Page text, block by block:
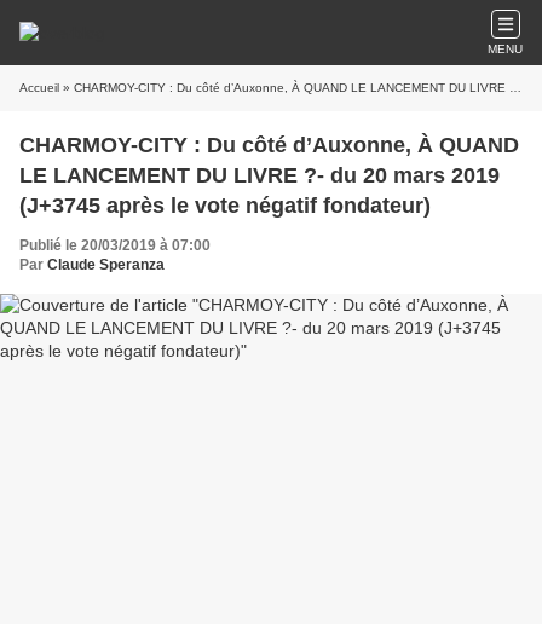
MENU
Accueil » CHARMOY-CITY : Du côté d’Auxonne, À QUAND LE LANCEMENT DU LIVRE ?- du 20 mars 2019 (J+3745 après le vote négatif fondateur)
CHARMOY-CITY : Du côté d’Auxonne, À QUAND
LE LANCEMENT DU LIVRE ?- du 20 mars 2019
(J+3745 après le vote négatif fondateur)
Publié le 20/03/2019 à 07:00
Par Claude Speranza